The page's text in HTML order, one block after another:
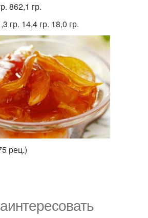
862,1 гр.
гр. 14,4 гр. 18,0 гр.
рец.)